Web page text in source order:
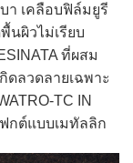
บา เคลือบฟิล์มยูรี
นผิวไม่เรียบ
ที่ผสม
ดลวดลายเฉพาะ
TC IN
กต์แบบเมทัลลิก